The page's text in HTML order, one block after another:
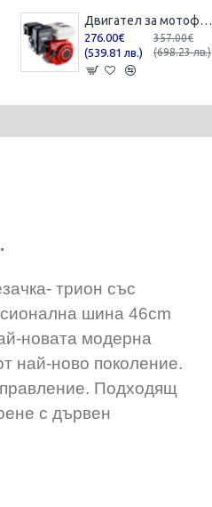
Двигател за мотофреза бензинов ,13 к.с
276.00€
(539.81 лв.)
357.00€
(698.23 лв.)
трион със
шина 46cm
новата модерна
най-ново поколение.
Подходящ
с дървен